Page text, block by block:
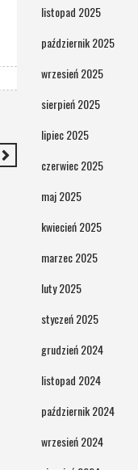
listopad 2025
październik 2025
wrzesień 2025
sierpień 2025
lipiec 2025
czerwiec 2025
maj 2025
kwiecień 2025
marzec 2025
luty 2025
styczeń 2025
grudzień 2024
listopad 2024
październik 2024
wrzesień 2024